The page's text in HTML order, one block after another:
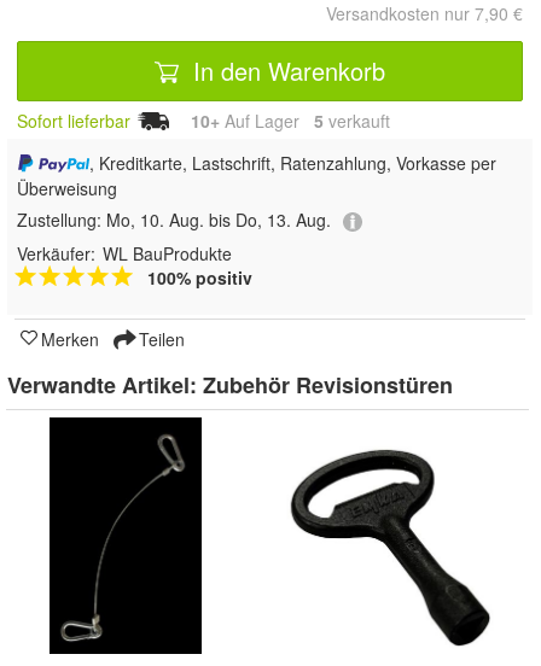
Versandkosten nur 7,90 €
In den Warenkorb
Sofort lieferbar 10+ Auf Lager 5 verkauft
, Kreditkarte, Lastschrift, Ratenzahlung, Vorkasse per
Überweisung
Zustellung: Mo, 10. Aug. bis Do, 13. Aug.
Verkäufer: WL BauProdukte
100% positiv
Merken Teilen
Verwandte Artikel: Zubehör Revisionstüren